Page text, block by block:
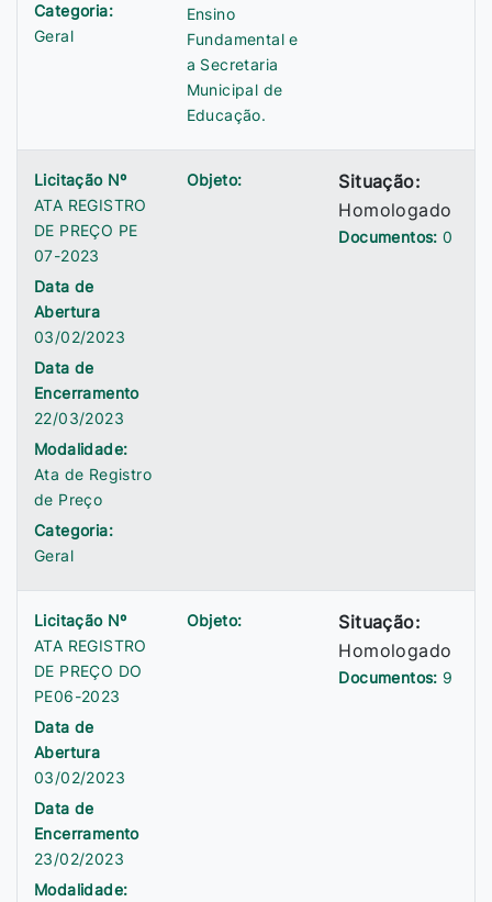
Categoria:
Geral
Ensino
Fundamental e
a Secretaria
Municipal de
Educação.
Licitação Nº
ATA REGISTRO
DE PREÇO PE
07-2023
Data de
Abertura
03/02/2023
Data de
Encerramento
22/03/2023
Modalidade:
Ata de Registro
de Preço
Categoria:
Geral
Objeto:
Situação:
Homologado
Documentos:0
Licitação Nº
ATA REGISTRO
DE PREÇO DO
PE06-2023
Data de
Abertura
03/02/2023
Data de
Encerramento
23/02/2023
Modalidade:
Objeto:
Situação:
Homologado
Documentos: 9